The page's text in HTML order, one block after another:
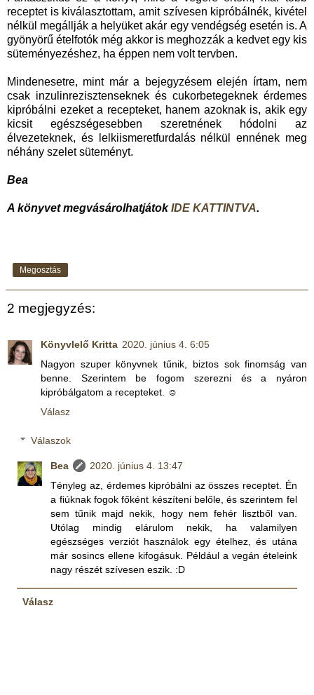
receptet is kiválasztottam, amit szívesen kipróbálnék, kivétel
nélkül megállják a helyüket akár egy vendégség esetén is. A
gyönyörű ételfotók még akkor is meghozzák a kedvet egy kis
süteményezéshez, ha éppen nem volt tervben.
Mindenesetre, mint már a bejegyzésem elején írtam, nem
csak inzulinrezisztenseknek és cukorbetegeknek érdemes
kipróbálni ezeket a recepteket, hanem azoknak is, akik egy
kicsit egészségesebben szeretnének hódolni az
élvezeteknek, és lelkiismeretfurdalás nélkül ennének meg
néhány szelet süteményt.
Bea
A könyvet megvásárolhatjátokIDE KATTINTVA.
Megosztás
2 megjegyzés:
Könyvlelő Kritta 2020. június 4. 6:05
Nagyon szuper könyvnek tűnik, biztos sok finomság van
benne. Szerintem be fogom szerezni és a nyáron
kipróbálgatom a recepteket. ☺️
Válasz
Válaszok
Bea
2020. június 4. 13:47
Tényleg az, érdemes kipróbálni az összes receptet. Én
a fiúknak fogok főként készíteni belőle, és szerintem fel
sem tűnik majd nekik, hogy nem fehér lisztből van.
Utólag mindig elárulom nekik, ha valamilyen
egészséges verziót használok egy ételhez, és utána
már sosincs ellene kifogásuk. Például a vegán ételeink
nagy részét szívesen eszik. :D
Válasz